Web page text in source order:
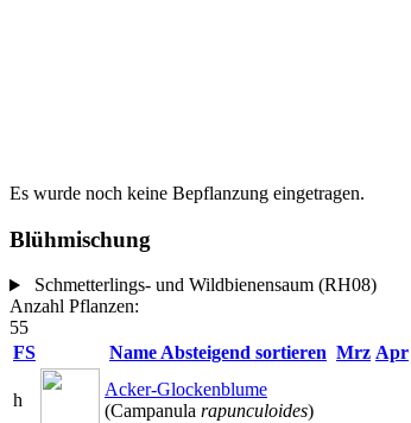
Es wurde noch keine Bepflanzung eingetragen.
Blühmischung
Schmetterlings- und Wildbienensaum (RH08)
Anzahl Pflanzen:
55
FS
Name Absteigend sortieren Mrz Apr
h
Acker-Glockenblume
(Campanula rapunculoides)